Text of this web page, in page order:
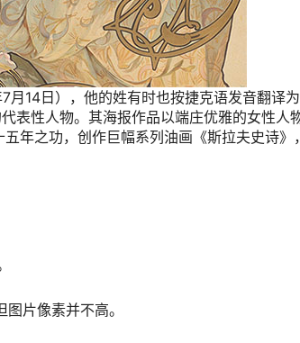
14日），他的姓有时也按捷克语发音翻译
表性人物。其海报作品以端庄优雅的女性人
年之功，创作巨幅系列油画《斯拉夫史诗》
片像素并不高。